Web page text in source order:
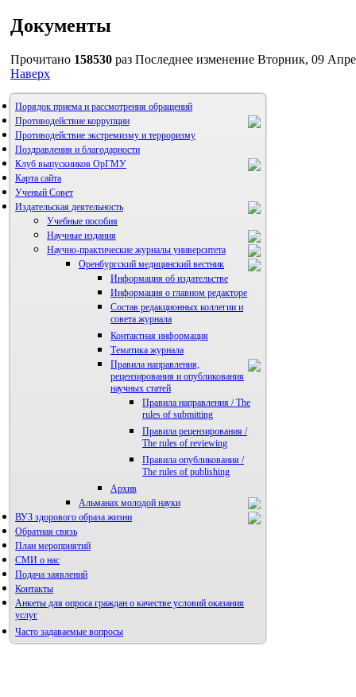
Документы
Прочитано 158530 раз Последнее изменение Вторник, 09
Наверх
Порядок приема и рассмотрения обращений
Противодействие коррупции
Противодействие экстремизму и терроризму
Поздравления и благодарности
Клуб выпускников ОрГМУ
Карта сайта
Ученый Совет
Издательская деятельность
Учебные пособия
Научные издания
Научно-практические журналы университета
Оренбургский медицинский вестник
Информация об издательстве
Информация о главном редакторе
Состав редакционных коллегии и
совета журнала
Контактная информация
Тематика журнала
Правила направления,
рецензирования и опубликования
научных статей
Правила направления / The
rules of submitting
Правила рецензирования /
The rules of reviewing
Правила опубликования /
The rules of publishing
Архив
Альманах молодой науки
Редакция журнала
ВУЗ здорового образа жизни
Фотогалерея
Обратная связь
План мероприятий
СМИ о нас
Подача заявлений
Контакты
Анкеты для опроса граждан о качестве условий оказания
услуг
Часто задаваемые вопросы